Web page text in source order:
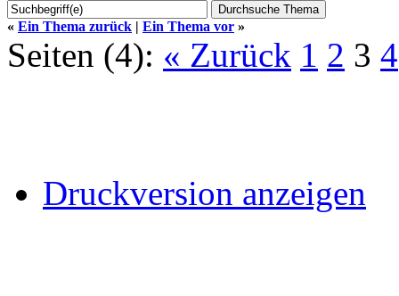
« Ein Thema zurück | Ein Thema vor »
Seiten (4): « Zurück 1 2 3 4
Druckversion anzeigen